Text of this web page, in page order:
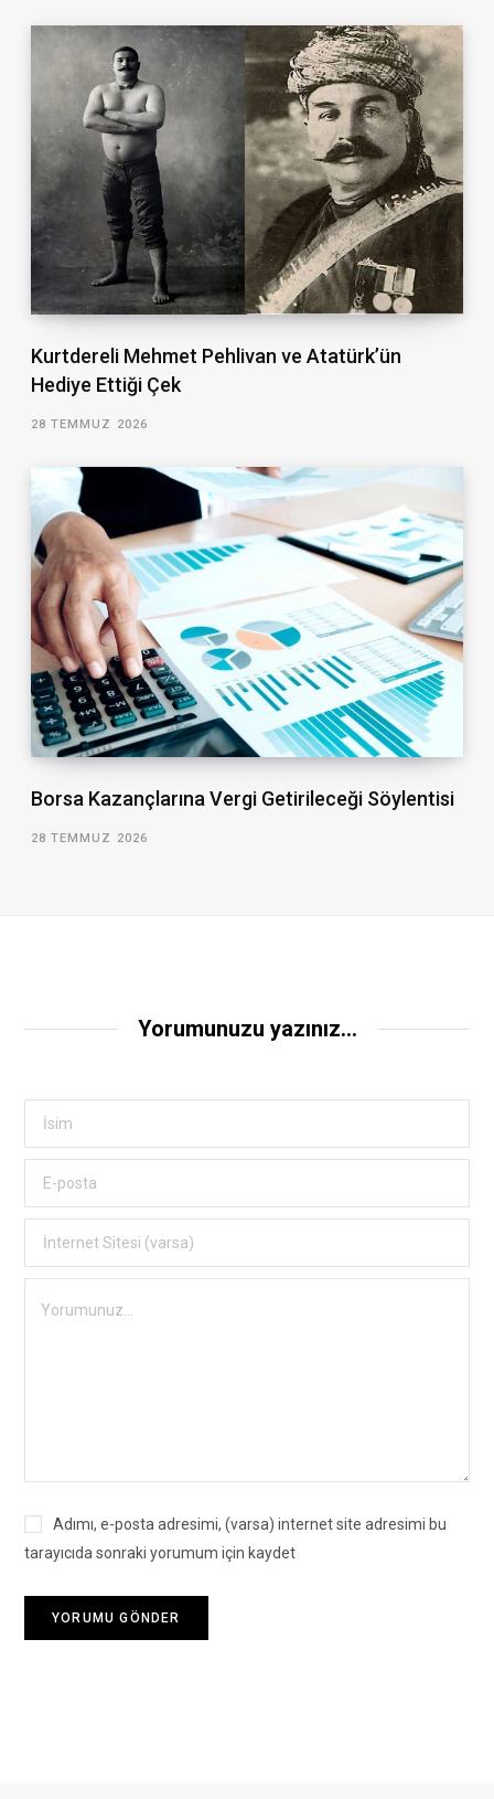
Kurtdereli Mehmet Pehlivan ve Atatürk’ün
Hediye Ettiği Çek
28 TEMMUZ 2026
Borsa Kazançlarına Vergi Getirileceği Söylentisi
28 TEMMUZ 2026
Yorumunuzu yazınız...
Adımı, e-posta adresimi, (varsa) internet site adresimi bu
tarayıcıda sonraki yorumum için kaydet